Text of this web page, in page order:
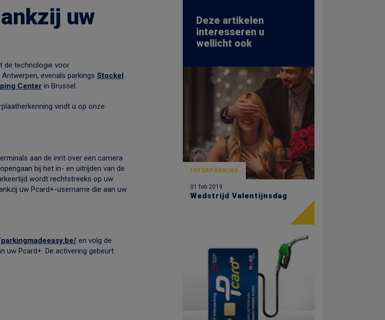
uw
de technologie voor
Antwerpen, evenals parkings Stockel
Center in Brussel.
vindt u op onze
aan de inrit over een camera
bij het in- en uitrijden van de
wordt rechtstreeks op uw
uw Pcard+-username die aan uw
en volg de
uw Pcard+. De activering gebeurt
Deze artikelen
interesseren u
wellicht ook
INTERPARKING
01 feb 2019
Wedstrijd Valentijnsdag